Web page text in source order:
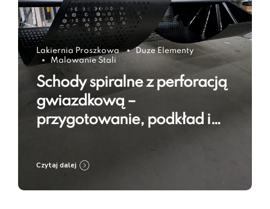
Lakiernia Proszkowa
Duze Elementy
Malowanie Stali
Schody spiralne z perforacją
gwiazdkową –
przygotowanie, podkład i
Czytaj dalej